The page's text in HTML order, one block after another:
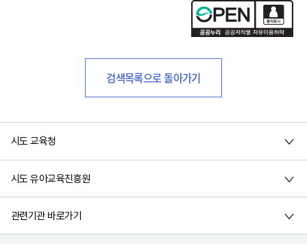
검색목록으로 돌아가기
시도 교육청
시도 유아교육진흥원
관련기관 바로가기